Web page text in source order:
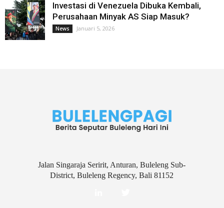
Investasi di Venezuela Dibuka Kembali,
Perusahaan Minyak AS Siap Masuk?
News Januari 5, 2026
Jalan Singaraja Seririt, Anturan, Buleleng Sub-
District, Buleleng Regency, Bali 81152